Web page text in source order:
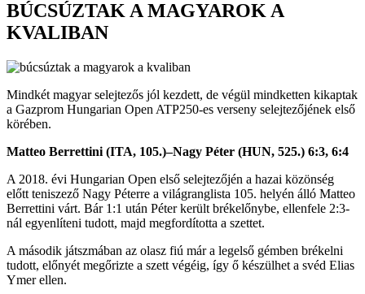
BÚCSÚZTAK A MAGYAROK A
KVALIBAN
Mindkét magyar selejtezős jól kezdett, de végül mindketten kikaptak
a Gazprom Hungarian Open ATP250-es verseny selejtezőjének első
körében.
Matteo Berrettini (ITA, 105.)–Nagy Péter (HUN, 525.) 6:3, 6:4
A 2018. évi Hungarian Open első selejtezőjén a hazai közönség
előtt teniszező Nagy Péterre a világranglista 105. helyén álló Matteo
Berrettini várt. Bár 1:1 után Péter került brékelőnybe, ellenfele 2:3-
nál egyenlíteni tudott, majd megfordította a szettet.
A második játszmában az olasz fiú már a legelső gémben brékelni
tudott, előnyét megőrizte a szett végéig, így ő készülhet a svéd Elias
Ymer ellen.